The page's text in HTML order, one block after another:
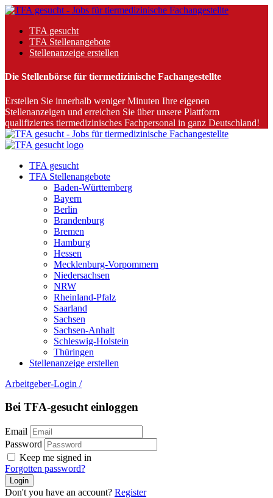
TFA gesucht
TFA Stellenangebote
Stellenanzeige erstellen
Die Stellenbörse für tiermedizinische Fachangestellte
Erstellen Sie innerhalb weniger Minuten Ihre eigenen
Stellenanzeigen und erreichen Sie über unsere Plattform
qualifiziertes tiermedizinisches Fachpersonal in ganz Deutschland!
TFA gesucht
TFA Stellenangebote
Baden-Württemberg
Bayern
Berlin
Brandenburg
Bremen
Hamburg
Hessen
Mecklenburg-Vorpommern
Niedersachsen
NRW
Rheinland-Pfalz
Saarland
Sachsen
Sachsen-Anhalt
Schleswig-Holstein
Thüringen
Stellenanzeige erstellen
Arbeitgeber-Login /
Bei TFA-gesucht einloggen
Email
Password
Keep me signed in
Forgotten password?
Don't you have an account? Register